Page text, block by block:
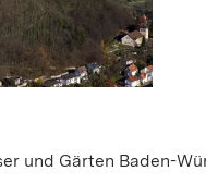
und Gärten Baden-